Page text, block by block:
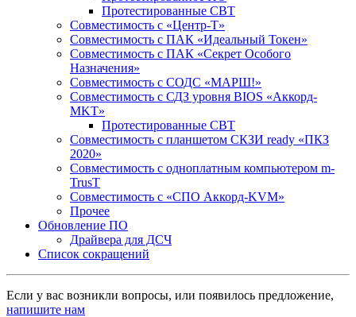
Протестированные СВТ
Совместимость с «Центр-Т»
Совместимость с ПАК «Идеальный Токен»
Совместимость с ПАК «Секрет Особого
Назначения»
Cовместимость с СОДС «МАРШ!»
Совместимость с СДЗ уровня BIOS «Аккорд-
MKT»
Протестированные СВТ
Совместимость с планшетом СКЗИ ready «ПКЗ
2020»
Совместимость с одноплатным компьютером m-
TrusT
Совместимость с «СПО Аккорд-KVM»
Прочее
Обновление ПО
Драйвера для ДСЧ
Список сокращений
Если у вас возникли вопросы, или появилось предложение,
напишите нам